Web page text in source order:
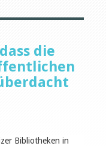
die
Bibliotheken in